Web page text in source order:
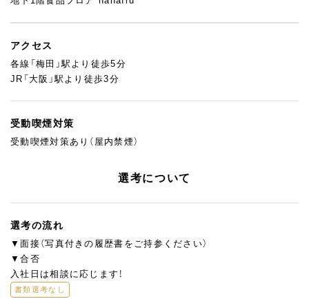
アクセス
各線「梅田」駅より徒歩5分
JR「大阪」駅より徒歩3分
受動喫煙対策
受動喫煙対策あり（屋内禁煙）
選考について
選考の流れ
▼面接（写真付きの履歴書をご持参ください）
▼合否
入社日は相談に応じます！
書類選考なし